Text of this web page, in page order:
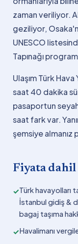
zaman veriliyor.
geziliyor,
UNESCO
Tapınağı
Ulaşım Türk
saat 40 dakika
pasaportun
saat fark var.
şemsiye almanız
Fiyata dahil
✓Türk havayolları
İstanbul gidiş &
bagaj taşıma
✓Havalimanı